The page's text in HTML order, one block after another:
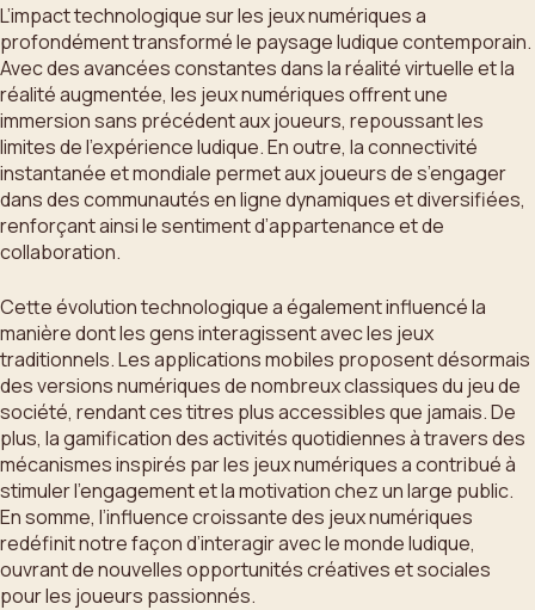
L’impact technologique sur les jeux numériques a
profondément transformé le paysage ludique contemporain.
Avec des avancées constantes dans la réalité virtuelle et la
réalité augmentée, les jeux numériques offrent une
immersion sans précédent aux joueurs, repoussant les
limites de l’expérience ludique. En outre, la connectivité
instantanée et mondiale permet aux joueurs de s’engager
dans des communautés en ligne dynamiques et diversifiées,
renforçant ainsi le sentiment d’appartenance et de
collaboration.
Cette évolution technologique a également influencé la
manière dont les gens interagissent avec les jeux
traditionnels. Les applications mobiles proposent désormais
des versions numériques de nombreux classiques du jeu de
société, rendant ces titres plus accessibles que jamais. De
plus, la gamification des activités quotidiennes à travers des
mécanismes inspirés par les jeux numériques a contribué à
stimuler l’engagement et la motivation chez un large public.
En somme, l’influence croissante des jeux numériques
redéfinit notre façon d’interagir avec le monde ludique,
ouvrant de nouvelles opportunités créatives et sociales
pour les joueurs passionnés.